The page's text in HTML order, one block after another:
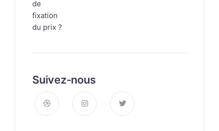
Suivez-nous